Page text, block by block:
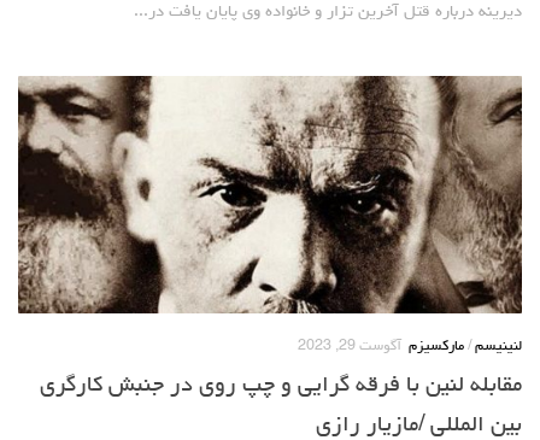
دیرینه درباره قتل آخرین تزار و خانواده وی پایان یافت در...
لنینیسم / مارکسیزم آگوست 29, 2023
مقابله لنین با فرقه گرایی و چپ روی در جنبش کارگری
بین المللی /مازیار رازی